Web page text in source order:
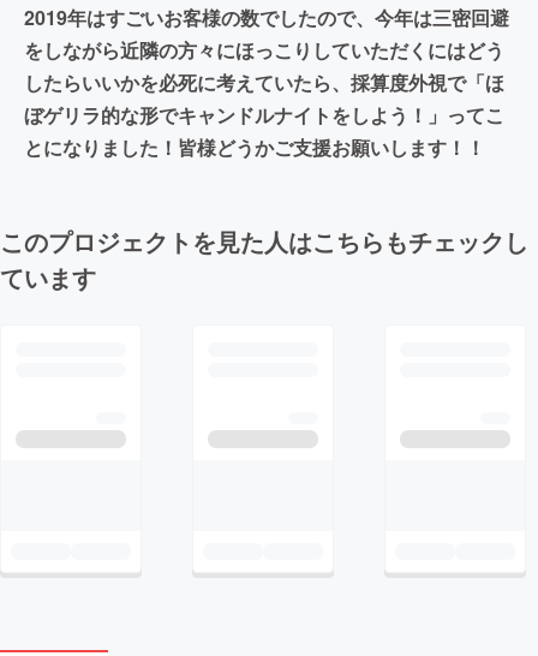
2019年はすごいお客様の数でしたので、今年は三密回避
をしながら近隣の方々にほっこりしていただくにはどう
したらいいかを必死に考えていたら、採算度外視で「ほ
ぼゲリラ的な形でキャンドルナイトをしよう！」ってこ
とになりました！皆様どうかご支援お願いします！！
このプロジェクトを見た人はこちらもチェックし
ています